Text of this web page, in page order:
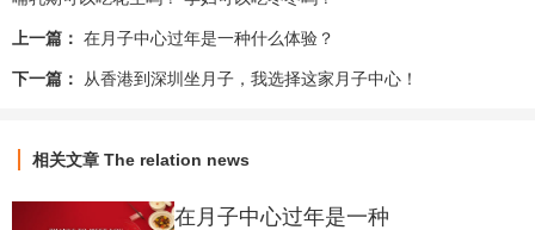
上一篇： 在月子中心过年是一种什么体验？
下一篇： 从香港到深圳坐月子，我选择这家月子中心！
相关文章 The relation news
在月子中心过年是一种